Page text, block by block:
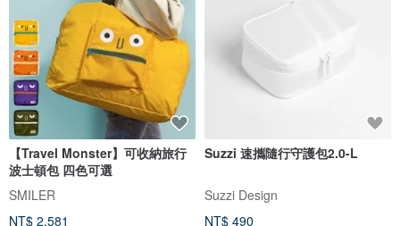
【Travel Monster】可收納旅行
波士頓包 四色可選
SMILER
NT$ 2,581
Suzzi 速攜隨行守護包2.0-L
Suzzi Design
NT$ 490